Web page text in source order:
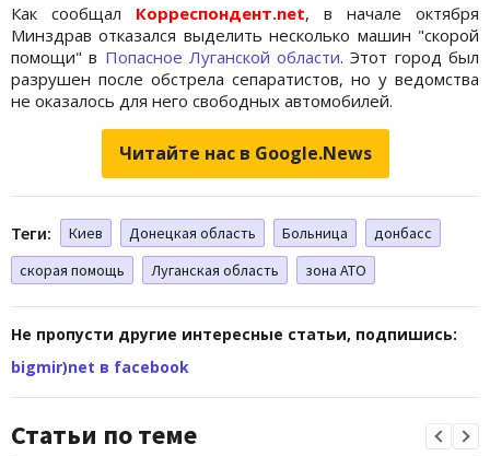
Как сообщал Корреспондент.net, в начале октября
Минздрав отказался выделить несколько машин "скорой
помощи" в Попасное Луганской области. Этот город был
разрушен после обстрела сепаратистов, но у ведомства
не оказалось для него свободных автомобилей.
Читайте нас в Google.News
Теги: Киев Донецкая область Больница
донбасс
скорая помощь
Луганская область зона АТО
Не пропусти другие интересные статьи, подпишись:
bigmir)net в facebook
Статьи по теме